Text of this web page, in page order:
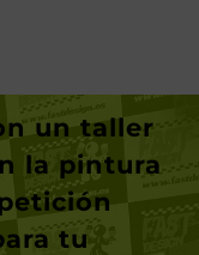
un taller
la pintura
tu